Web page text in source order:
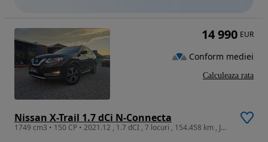
Nissan X-Trail 1.7 dCi N-Connecta
1749 cm3 • 150 CP • 2021.12 , 1.7 dCI , 7 locuri , 154.458 km , JN1JHAT32U0022851
14 990 EUR
Conform mediei
Calculeaza rata